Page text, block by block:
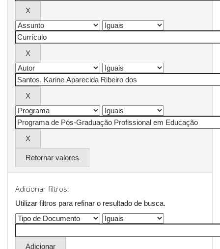
Retornar valores
Adicionar filtros:
Utilizar filtros para refinar o resultado de busca.